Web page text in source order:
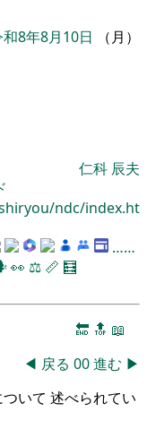
8年8月10日 （月）
仁科 辰夫
ndc/index.ht
……
👀 ⚖️ 📏 🧮
🔚 🔝 📖
◀ 戻る 00進む ▶
いて 述べられてい